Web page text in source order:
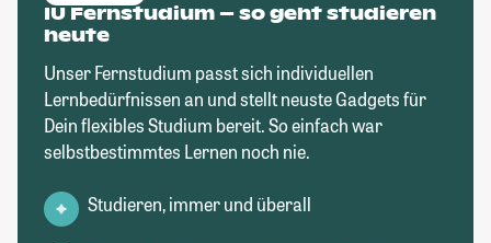
IU Fernstudium – so geht studieren
heute
Unser Fernstudium passt sich individuellen
Lernbedürfnissen an und stellt neuste Gadgets für
Dein flexibles Studium bereit. So einfach war
selbstbestimmtes Lernen noch nie.
Studieren, immer und überall